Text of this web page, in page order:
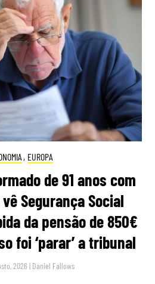
, EUROPA
de 91 anos com
Segurança Social
da pensão de 850€
foi ‘parar’ a tribunal
2026 | Daniel Fallows